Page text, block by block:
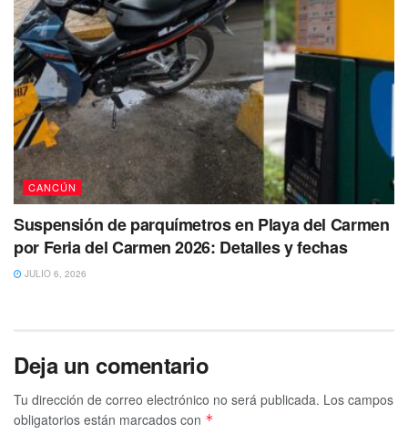
CANCÚN
Suspensión de parquímetros en Playa del Carmen
por Feria del Carmen 2026: Detalles y fechas
JULIO 6, 2026
Deja un comentario
Tu dirección de correo electrónico no será publicada. Los campos
obligatorios están marcados con *